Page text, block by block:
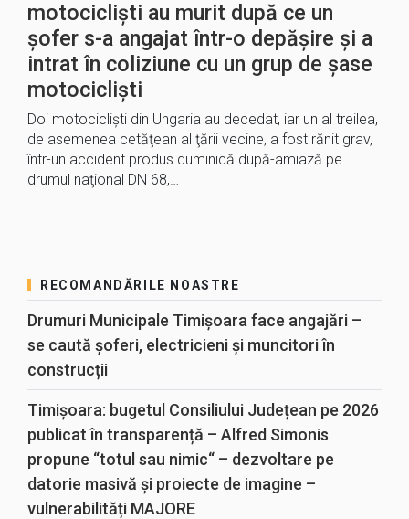
motociclişti au murit după ce un
şofer s-a angajat într-o depăşire şi a
intrat în coliziune cu un grup de şase
motociclişti
Doi motociclişti din Ungaria au decedat, iar un al treilea,
de asemenea cetăţean al ţării vecine, a fost rănit grav,
într-un accident produs duminică după-amiază pe
drumul naţional DN 68,…
RECOMANDĂRILE NOASTRE
Drumuri Municipale Timișoara face angajări –
se caută șoferi, electricieni și muncitori în
construcții
Timișoara: bugetul Consiliului Județean pe 2026
publicat în transparență – Alfred Simonis
propune “totul sau nimic“ – dezvoltare pe
datorie masivă și proiecte de imagine –
vulnerabilități MAJORE